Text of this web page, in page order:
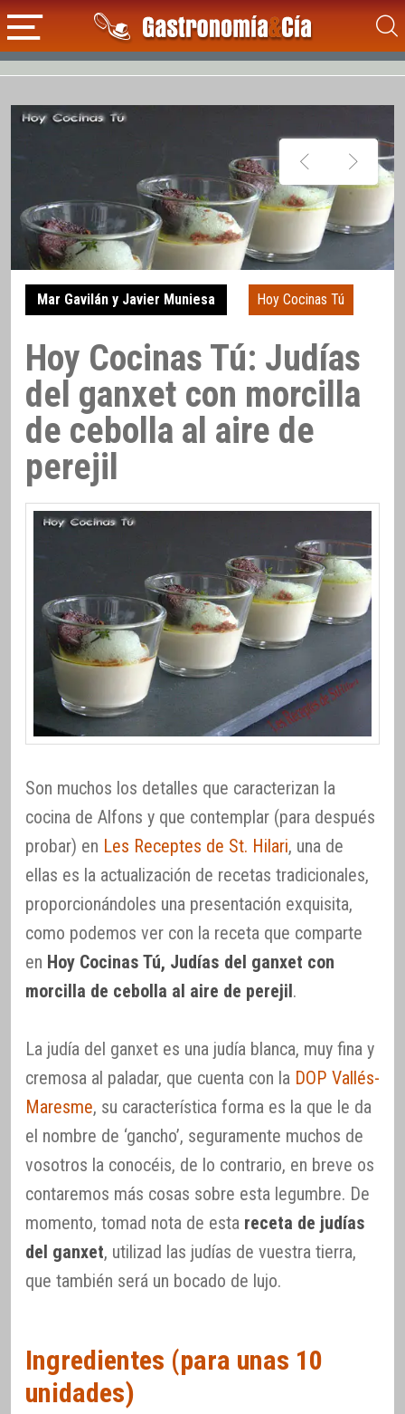
Mar Gavilán y Javier Muniesa Hoy Cocinas Tú
Hoy Cocinas Tú: Judías
del ganxet con morcilla
de cebolla al aire de
perejil
Son muchos los detalles que caracterizan la
cocina de Alfons y que contemplar (para después
probar) en Les Receptes de St. Hilari, una de
ellas es la actualización de recetas tradicionales,
proporcionándoles una presentación exquisita,
como podemos ver con la receta que comparte
en Hoy Cocinas Tú, Judías del ganxet con
morcilla de cebolla al aire de perejil.
La judía del ganxet es una judía blanca, muy fina y
cremosa al paladar, que cuenta con la DOP Vallés-
Maresme, su característica forma es la que le da
el nombre de ‘gancho’, seguramente muchos de
vosotros la conocéis, de lo contrario, en breve os
contaremos más cosas sobre esta legumbre. De
momento, tomad nota de esta receta de judías
del ganxet, utilizad las judías de vuestra tierra,
que también será un bocado de lujo.
Ingredientes (para unas 10
unidades)